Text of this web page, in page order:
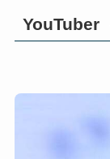
YouTuber